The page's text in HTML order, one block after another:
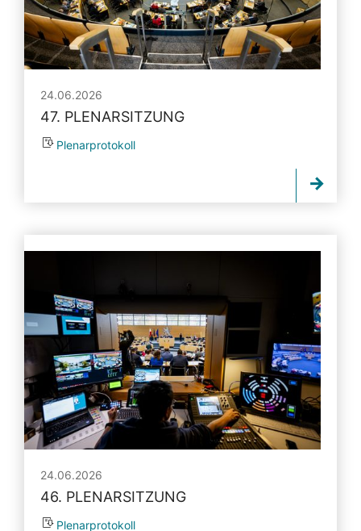
24.06.2026
47. PLENARSITZUNG
Plenarprotokoll
24.06.2026
46. PLENARSITZUNG
Plenarprotokoll